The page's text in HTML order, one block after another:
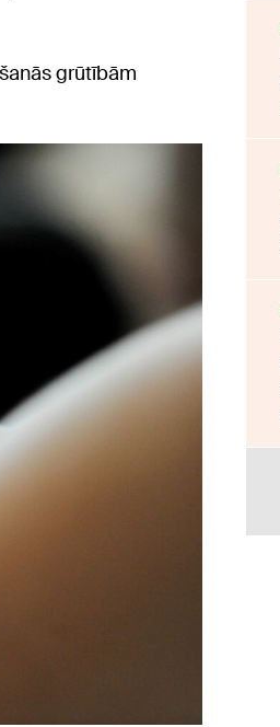
grūtībām